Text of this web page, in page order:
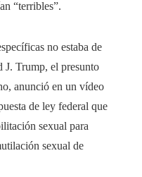
“terribles”.
no estaba de
J. Trump, el presunto
anunció en un vídeo
de ley federal que
sexual para
sexual de